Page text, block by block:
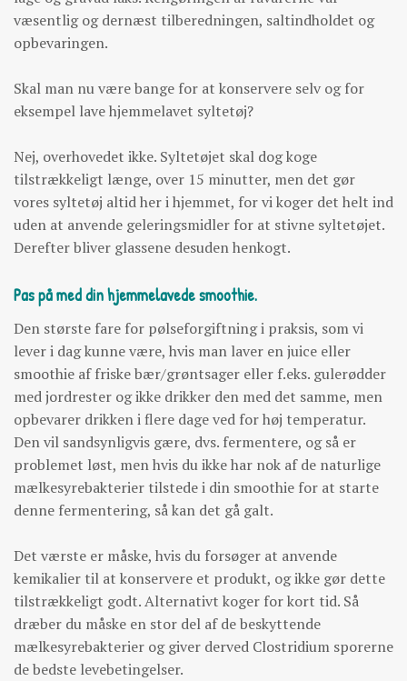
væsentlig og dernæst tilberedningen, saltindholdet og
opbevaringen.
Skal man nu være bange for at konservere selv og for
eksempel lave hjemmelavet syltetøj?
Nej, overhovedet ikke. Syltetøjet skal dog koge
tilstrækkeligt længe, over 15 minutter, men det gør
vores syltetøj altid her i hjemmet, for vi koger det helt ind
uden at anvende geleringsmidler for at stivne syltetøjet.
Derefter bliver glassene desuden henkogt.
Pas på med din hjemmelavede smoothie.
Den største fare for pølseforgiftning i praksis, som vi
lever i dag kunne være, hvis man laver en juice eller
smoothie af friske bær/grøntsager eller f.eks. gulerødder
med jordrester og ikke drikker den med det samme, men
opbevarer drikken i flere dage ved for høj temperatur.
Den vil sandsynligvis gære, dvs. fermentere, og så er
problemet løst, men hvis du ikke har nok af de naturlige
mælkesyrebakterier tilstede i din smoothie for at starte
denne fermentering, så kan det gå galt.
Det værste er måske, hvis du forsøger at anvende
kemikalier til at konservere et produkt, og ikke gør dette
tilstrækkeligt godt. Alternativt koger for kort tid. Så
dræber du måske en stor del af de beskyttende
mælkesyrebakterier og giver derved Clostridium sporerne
de bedste levebetingelser.